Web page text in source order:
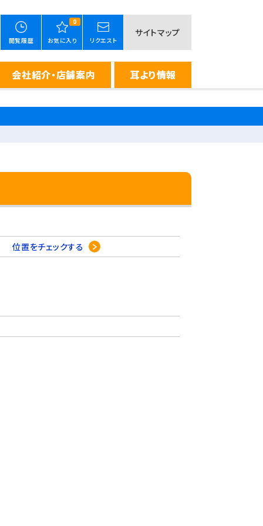
閲覧履歴
0
お気に入り リクエスト
サイトマップ
会社紹介・店舗案内 耳より情報
9位置をチェックする